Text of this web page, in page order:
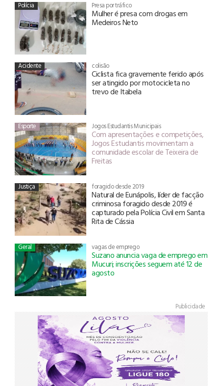
Polícia Presa por tráfico
Mulher é presa com drogas em
Medeiros Neto
Acidente colisão
Ciclista fica gravemente ferido após
ser atingido por motocicleta no
trevo de Itabela
Esporte Jogos Estudantis Municipais
Com apresentações e competições,
Jogos Estudantis movimentam a
comunidade escolar de Teixeira de
Freitas
Justiça foragido desde 2019
Natural de Eunápolis, líder de facção
criminosa foragido desde 2019 é
capturado pela Polícia Civil em Santa
Rita de Cássia
Geral vagas de emprego
Suzano anuncia vaga de emprego em
Mucuri; inscrições seguem até 12 de
agosto
Publicidade